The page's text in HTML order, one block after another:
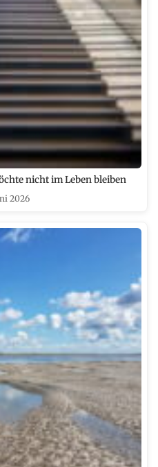
nicht im Leben bleiben
2026